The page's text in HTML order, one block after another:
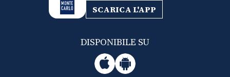
SCARICA L'APP
DISPONIBILE SU